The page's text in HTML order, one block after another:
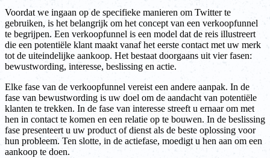
Voordat we ingaan op de specifieke manieren om Twitter te
gebruiken, is het belangrijk om het concept van een verkoopfunnel
te begrijpen. Een verkoopfunnel is een model dat de reis illustreert
die een potentiële klant maakt vanaf het eerste contact met uw merk
tot de uiteindelijke aankoop. Het bestaat doorgaans uit vier fasen:
bewustwording, interesse, beslissing en actie.
Elke fase van de verkoopfunnel vereist een andere aanpak. In de
fase van bewustwording is uw doel om de aandacht van potentiële
klanten te trekken. In de fase van interesse streeft u ernaar om met
hen in contact te komen en een relatie op te bouwen. In de beslissing
fase presenteert u uw product of dienst als de beste oplossing voor
hun probleem. Ten slotte, in de actiefase, moedigt u hen aan om een
aankoop te doen.